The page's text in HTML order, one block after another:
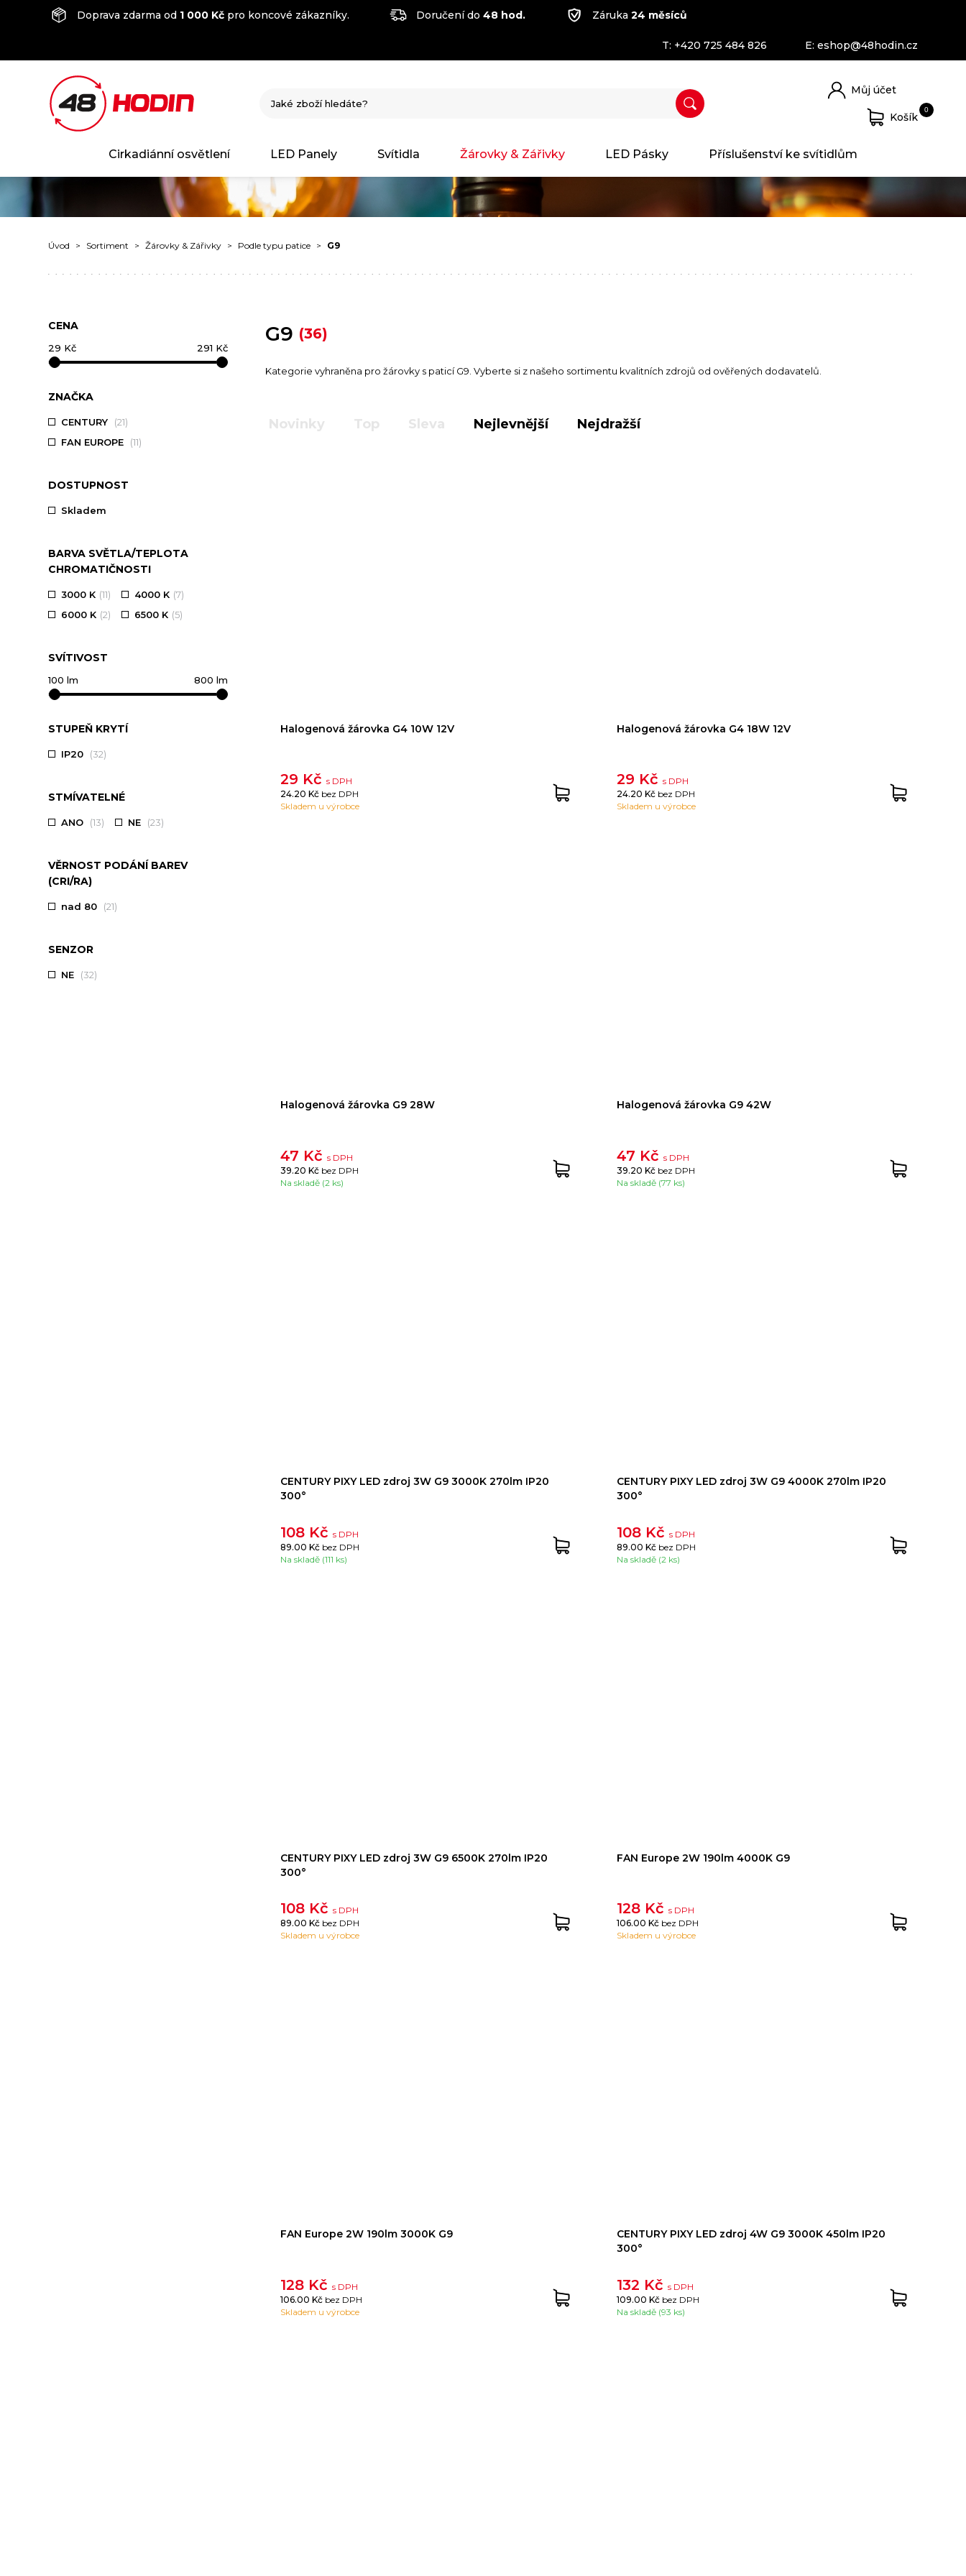
Doprava zdarma od 1 000 Kč pro koncové zákazníky. Doručení do48 hod. Záruka24 měsíců
T: +420 725 484 826 E: eshop@48hodin.cz
Můj účet
0
Košík
Cirkadiánní osvětlení LED Panely Svítidla Žárovky & Zářivky LED Pásky Příslušenství ke svítidlům
Úvod Sortiment Žárovky & Zářivky Podle typu patice G9
G9 (36)
Kategorie vyhraněna pro žárovky s paticí G9. Vyberte si z našeho sortimentu kvalitních zdrojů od ověřených dodavatelů.
Novinky Top Sleva Nejlevnější Nejdražší
CENA
ZNAČKA
CENTURY
(21)
FAN EUROPE
(11)
DOSTUPNOST
Skladem
BARVA SVĚTLA/TEPLOTA
CHROMATIČNOSTI
3000 K (11) 4000 K (7)
6000 K (2) 6500 K (5)
SVÍTIVOST
STUPEŇ KRYTÍ
IP20 (32)
STMÍVATELNÉ
ANO (13) NE (23)
VĚRNOST PODÁNÍ BAREV
(CRI/RA)
nad 80 (21)
SENZOR
NE (32)
Halogenová žárovka G4 10W 12V
29 Kč s DPH
24.20 Kč bez DPH
Skladem u výrobce
Halogenová žárovka G4 18W 12V
29 Kčs DPH
24.20 Kč bez DPH
Skladem u výrobce
Halogenová žárovka G9 28W
47 Kč s DPH
39.20 Kč bez DPH
Na skladě (2 ks)
Halogenová žárovka G9 42W
47 Kčs DPH
39.20 Kč bez DPH
Na skladě (77 ks)
CENTURY PIXY LED zdroj 3W G9 3000K 270lm IP20
300°
108 Kč s DPH
89.00 Kč bez DPH
Na skladě (111 ks)
CENTURY PIXY LED zdroj 3W G9 4000K 270lm IP20
300°
108 Kčs DPH
89.00 Kč bez DPH
Na skladě (2 ks)
CENTURY PIXY LED zdroj 3W G9 6500K 270lm IP20
300°
108 Kč s DPH
89.00 Kč bez DPH
Skladem u výrobce
FAN Europe 2W 190lm 4000K G9
128 Kčs DPH
106.00 Kč bez DPH
Skladem u výrobce
FAN Europe 2W 190lm 3000K G9
128 Kč s DPH
106.00 Kč bez DPH
Skladem u výrobce
CENTURY PIXY LED zdroj 4W G9 3000K 450lm IP20
300°
132 Kčs DPH
109.00 Kč bez DPH
Na skladě (93 ks)